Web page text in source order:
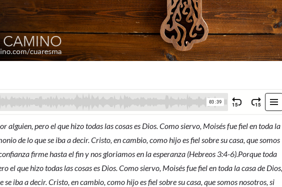
alguien, pero el que hizo todas las cosas es Dios. Como siervo, Moisés fue fiel en toda la
de lo que se iba a decir. Cristo, en cambio, como hijo es fiel sobre su casa, que somos
firme hasta el fin y nos gloriamos en la esperanza (Hebreos 3:4-6).Porque toda
el que hizo todas las cosas es Dios. Como siervo, Moisés fue fiel en toda la casa de
iba a decir. Cristo, en cambio, como hijo es fiel sobre su casa, que somos nosotros, si